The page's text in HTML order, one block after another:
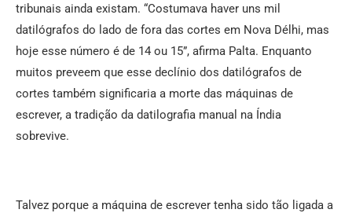
tribunais ainda existam. “Costumava haver uns mil
datilógrafos do lado de fora das cortes em Nova Délhi, mas
hoje esse número é de 14 ou 15”, afirma Palta. Enquanto
muitos preveem que esse declínio dos datilógrafos de
cortes também significaria a morte das máquinas de
escrever, a tradição da datilografia manual na Índia
sobrevive.
Talvez porque a máquina de escrever tenha sido tão ligada a